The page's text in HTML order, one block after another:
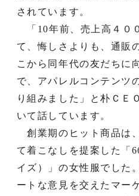
されています。
「10年前、売上高４０
て、悔しさよりも、通販
こから同年代の友だちに
で、アパレルコンテンツ
り組みました」と朴ＣＥ
いて話しています。
創業期のヒット商品は
て着こなしを提案した「
イズ）」の女性服でした
ートな意見を交えたマー